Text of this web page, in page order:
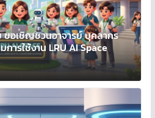
อเชิญชวนอาจารย์ บุคลากร
ารใช้งาน LRU AI Space